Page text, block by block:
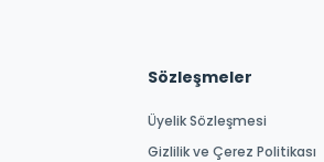
Sözleşmeler
Üyelik Sözleşmesi
Gizlilik ve Çerez Politikası